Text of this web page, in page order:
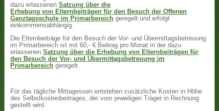
dazu erlassenenSatzung über die
Erhebung von Elternbeiträgen für den Besuch der Offenen
Ganztagsschule im Primarbereich geregelt und erfolgt
einkommensabhängig.
Die Elternbeiträge für den Besuch der Vor- und Übermittagsbetreuung
im Primarbereich ist mit 60,- € Beitrag pro Monat in der dazu
erlassenenSatzung über die Erhebung von Elternbeiträgen für
den Besuch der Vor- und Übermittagsbetreuung im
Primarbereich geregelt.
Für das tägliche Mittagessen entstehen zusätzliche Kosten in Höhe
des Selbstkostenbeitrages, der vom jeweiligen Träger in Rechnung
gestellt wird.